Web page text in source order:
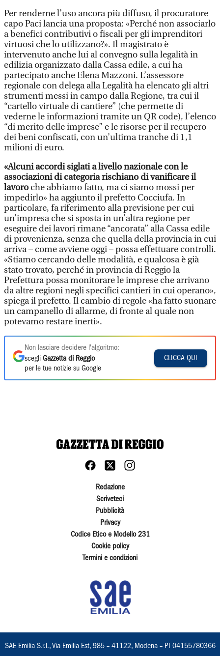
Per renderne l’uso ancora più diffuso, il procuratore
capo Paci lancia una proposta: «Perché non associarlo
a benefici contributivi o fiscali per gli imprenditori
virtuosi che lo utilizzano?». Il magistrato è
intervenuto anche lui al convegno sulla legalità in
edilizia organizzato dalla Cassa edile, a cui ha
partecipato anche Elena Mazzoni. L’assessore
regionale con delega alla Legalità ha elencato gli altri
strumenti messi in campo dalla Regione, tra cui il
“cartello virtuale di cantiere” (che permette di
vederne le informazioni tramite un QR code), l’elenco
“di merito delle imprese” e le risorse per il recupero
dei beni confiscati, con un’ultima tranche di 1,1
milioni di euro.
«Alcuni accordi siglati a livello nazionale con le
associazioni di categoria rischiano di vanificare il
lavoroche abbiamo fatto, ma ci siamo mossi per
impedirlo» ha aggiunto il prefetto Cocciufa. In
particolare, fa riferimento alla previsione per cui
un’impresa che si sposta in un’altra regione per
eseguire dei lavori rimane “ancorata” alla Cassa edile
di provenienza, senza che quella della provincia in cui
arriva – come avviene oggi – possa effettuare controlli.
«Stiamo cercando delle modalità, e qualcosa è già
stato trovato, perché in provincia di Reggio la
Prefettura possa monitorare le imprese che arrivano
da altre regioni negli specifici cantieri in cui operano»,
spiega il prefetto. Il cambio di regole «ha fatto suonare
un campanello di allarme, di fronte al quale non
potevamo restare inerti».
Non lasciare decidere l'algoritmo:
scegli Gazzetta di Reggio
per le tue notizie su Google
CLICCA QUI
Redazione
Scriveteci
Pubblicità
Privacy
Codice Etico e Modello 231
Cookie policy
Termini e condizioni
SAE Emilia S.r.l., Via Emilia Est, 985 – 41122, Modena – PI 04155780366